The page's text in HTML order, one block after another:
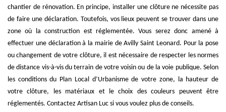
chantier de rénovation. En principe, installer une clôture ne nécessite pas
de faire une déclaration. Toutefois, vos lieux peuvent se trouver dans une
zone où la construction est réglementée. Vous serez donc amené à
effectuer une déclaration à la mairie de Avilly Saint Leonard. Pour la pose
ou changement de votre clôture, il est nécessaire de respecter les normes
de distance vis-à-vis du terrain de votre voisin ou de la voie publique. Selon
les conditions du Plan Local d’Urbanisme de votre zone, la hauteur de
votre clôture, les matériaux et le choix des couleurs peuvent être
réglementés. Contactez Artisan Luc si vous voulez plus de conseils.